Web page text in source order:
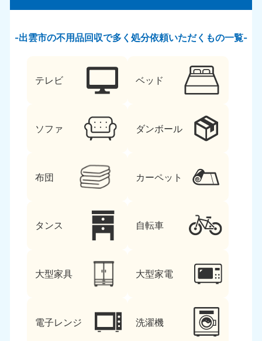
出雲市の不用品回収で多く処分依頼いただくもの一覧
テレビ ベッド
ソファ ダンボール
布団 カーペット
タンス 自転車
大型家具 大型家電
電子レンジ 洗濯機